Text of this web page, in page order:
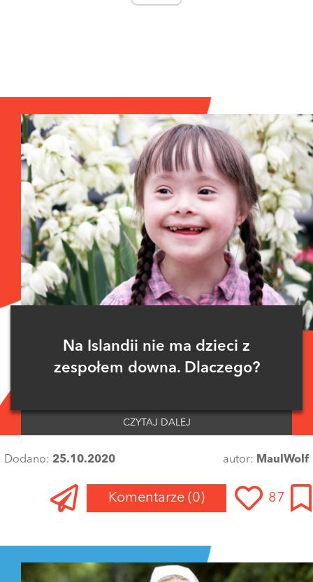
Na Islandii nie ma dzieci z
zespołem downa. Dlaczego?
CZYTAJ DALEJ
Dodano: 25.10.2020 autor: MaulWolf
Komentarze (0) 87